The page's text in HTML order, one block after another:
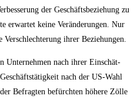
der Geschäfts­be­zie­hung zu
erwar­tet kei­ne Ver­än­de­run­gen. Nur
ihrer Beziehungen.
Unter­neh­men nach ihrer Ein­schät­
nach der US-Wahl
Befrag­ten befürch­ten höhe­re Zöl­le